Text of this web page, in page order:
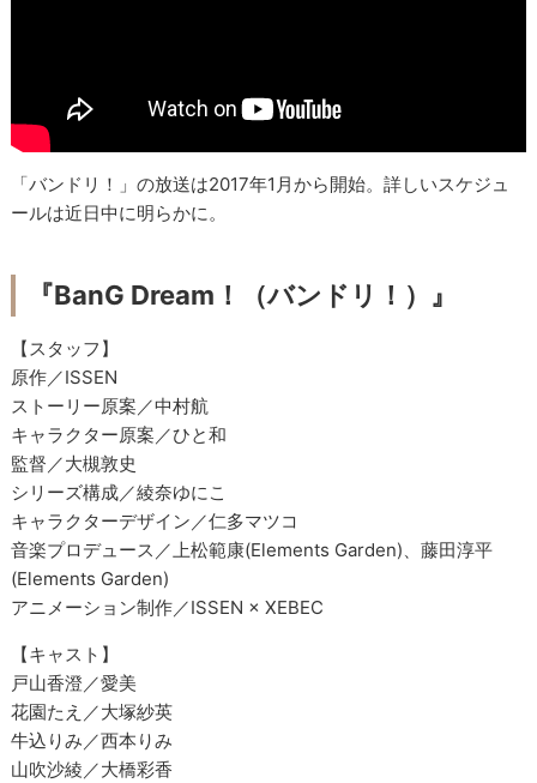
「バンドリ！」の放送は2017年1月から開始。詳しいスケジュ
ールは近日中に明らかに。
『BanG Dream！（バンドリ！）』
【スタッフ】
原作／ISSEN
ストーリー原案／中村航
キャラクター原案／ひと和
監督／大槻敦史
シリーズ構成／綾奈ゆにこ
キャラクターデザイン／仁多マツコ
音楽プロデュース／上松範康(Elements Garden)、藤田淳平
(Elements Garden)
アニメーション制作／ISSEN × XEBEC
【キャスト】
戸山香澄／愛美
花園たえ／大塚紗英
牛込りみ／西本りみ
山吹沙綾／大橋彩香